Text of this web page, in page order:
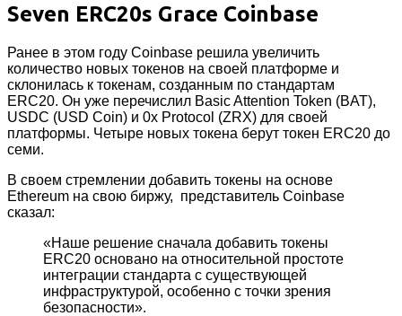
Seven ERC20s Grace Coinbase
Ранее в этом году Coinbase решила увеличить
количество новых токенов на своей платформе и
склонилась к токенам, созданным по стандартам
ERC20. Он уже перечислил Basic Attention Token (BAT),
USDC (USD Coin) и 0x Protocol (ZRX) для своей
платформы. Четыре новых токена берут токен ERC20 до
семи.
В своем стремлении добавить токены на основе
Ethereum на свою биржу, представитель Coinbase
сказал:
«Наше решение сначала добавить токены
ERC20 основано на относительной простоте
интеграции стандарта с существующей
инфраструктурой, особенно с точки зрения
безопасности».